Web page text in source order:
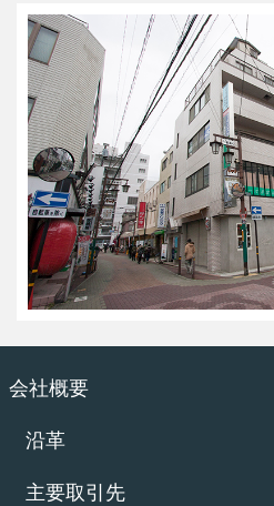
会社概要
沿革
主要取引先